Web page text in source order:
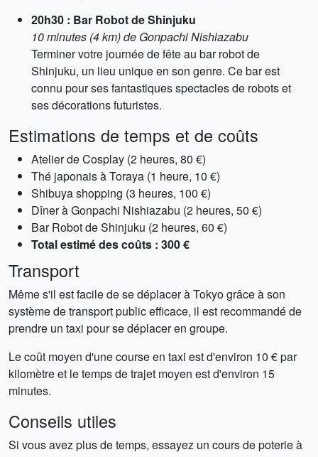
20h30 : Bar Robot de Shinjuku
10 minutes (4 km) de Gonpachi Nishiazabu
Terminer votre journée de fête au bar robot de
Shinjuku, un lieu unique en son genre. Ce bar est
connu pour ses fantastiques spectacles de robots et
ses décorations futuristes.
Estimations de temps et de coûts
Atelier de Cosplay (2 heures, 80 €)
Thé japonais à Toraya (1 heure, 10 €)
Shibuya shopping (3 heures, 100 €)
Dîner à Gonpachi Nishiazabu (2 heures, 50 €)
Bar Robot de Shinjuku (2 heures, 60 €)
Total estimé des coûts : 300 €
Transport
Même s'il est facile de se déplacer à Tokyo grâce à son
système de transport public efficace, il est recommandé de
prendre un taxi pour se déplacer en groupe.
Le coût moyen d'une course en taxi est d'environ 10 € par
kilomètre et le temps de trajet moyen est d'environ 15
minutes.
Conseils utiles
Si vous avez plus de temps, essayez un cours de poterie à